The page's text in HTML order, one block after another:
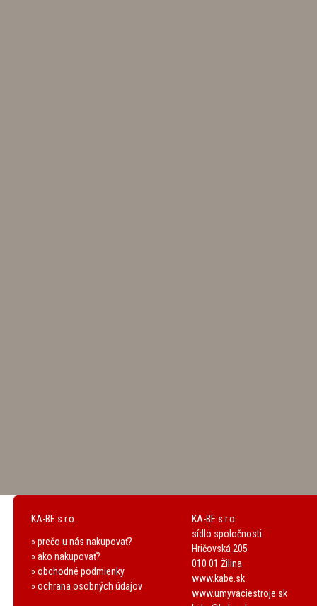
KA-BE s.r.o.
» prečo u nás nakupovať?
» ako nakupovať?
» obchodné podmienky
» ochrana osobných údajov
KA-BE s.r.o.
sídlo spoločnosti:
Hričovská 205
010 01 Žilina
www.kabe.sk
www.umyvaciestroje.sk